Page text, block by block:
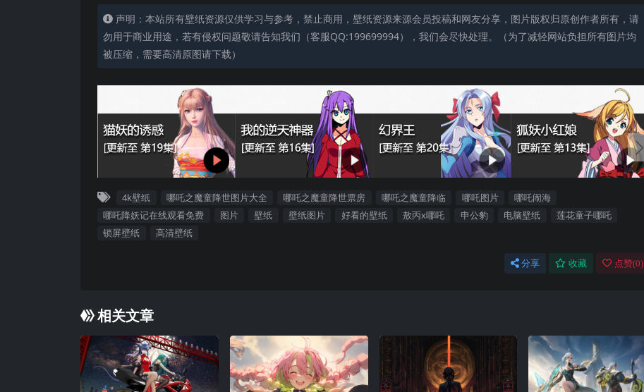
声明：本站所有壁纸资源仅供学习与参考，禁止商用，壁纸资源来源会员投稿和网友分享，图片版权归原创作者所有，请
勿用于商业用途，若有侵权问题敬请告知我们（客服QQ:199699994），我们会尽快处理。（为了减轻网站负担所有图片均
被压缩，需要高清原图请下载）
4k壁纸 哪吒之魔童降世图片大全 哪吒之魔童降世票房 哪吒之魔童降临 哪吒图片
哪吒闹海
哪吒降妖记在线观看免费
图片 壁纸 壁纸图片 好看的壁纸 敖丙x哪吒 申公豹 电脑壁纸
莲花童子哪吒
锁屏壁纸
高清壁纸
分享 收藏 点赞(0)
相关文章